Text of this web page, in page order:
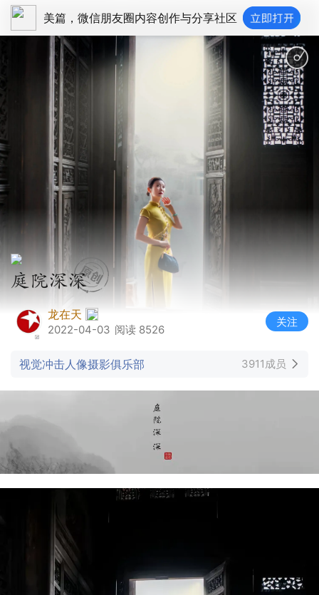
美篇，微信朋友圈内容创作与分享社区
庭院深深
龙在天
2022-04-03 阅读 8526
关注
视觉冲击人像摄影俱乐部 3911成员